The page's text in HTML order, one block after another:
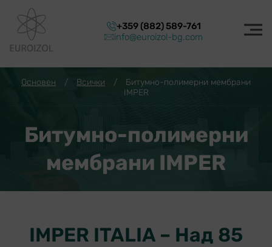
+359 (882) 589-761
info@euroizol-bg.com
Основен / Всички /
Битумно-полимерни мембрани
IMPER
Битумно-полимерни
мембрани IMPER
IMPER ITALIA – Над 85